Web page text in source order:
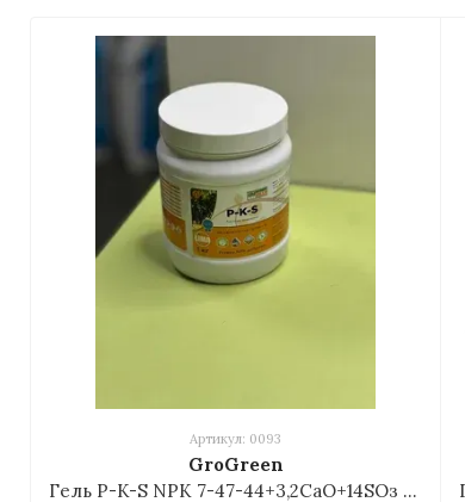
Артикул: 0093
GroGreen
Гель P-K-S NPK 7-47-44+3,2CaO+14SOз + TE 1кг